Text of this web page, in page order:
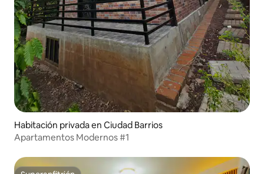
Habitación privada en Ciudad Barrios
Apartamentos Modernos #1